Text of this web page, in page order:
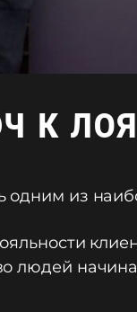
к
из
людей